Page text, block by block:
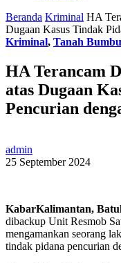
Beranda Kriminal HA
Dugaan Kasus Tindak
Kriminal, Tanah Bumbu
HA Terancam
atas Dugaan
Pencurian
admin
25 September 2024
KabarKalimantan,
dibackup Unit Resmob
mengamankan seorang
tindak pidana pencurian